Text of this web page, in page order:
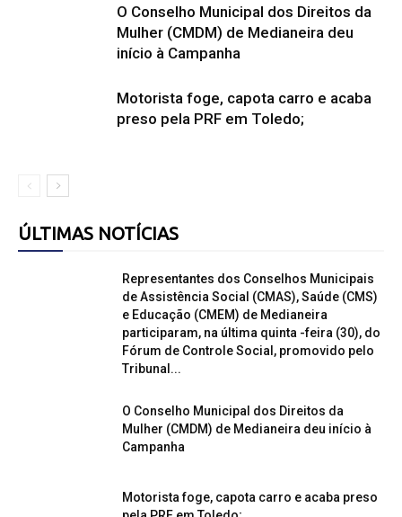
O Conselho Municipal dos Direitos da
Mulher (CMDM) de Medianeira deu
início à Campanha
Motorista foge, capota carro e acaba
preso pela PRF em Toledo;
ÚLTIMAS NOTÍCIAS
Representantes dos Conselhos Municipais
de Assistência Social (CMAS), Saúde (CMS)
e Educação (CMEM) de Medianeira
participaram, na última quinta -feira (30), do
Fórum de Controle Social, promovido pelo
Tribunal...
O Conselho Municipal dos Direitos da
Mulher (CMDM) de Medianeira deu início à
Campanha
Motorista foge, capota carro e acaba preso